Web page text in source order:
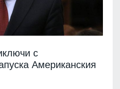
с
Американския